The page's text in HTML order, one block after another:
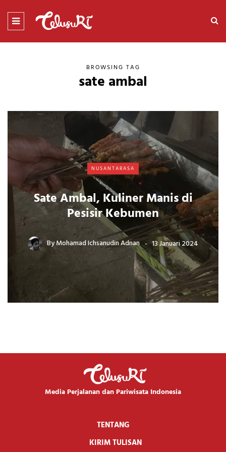
BROWSING TAG
sate ambal
NUSANTARASA
Sate Ambal, Kuliner Manis di
Pesisir Kebumen
ByMohamad Ichsanudin Adnan 13 Januari 2024
Media Perjalanan dan Pariwisata Indonesia
TENTANG
KIRIM TULISAN